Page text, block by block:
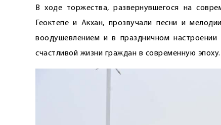
В ходе торжества, развернувшегося на
Геоктепе и Акхан, прозвучали песни и
воодушевлением и в праздничном
счастливой жизни граждан в современную эпоху.